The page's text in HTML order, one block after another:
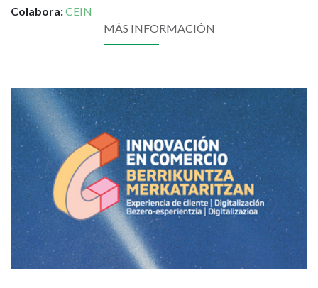
Colabora:CEIN
MÁS INFORMACIÓN
Imagen